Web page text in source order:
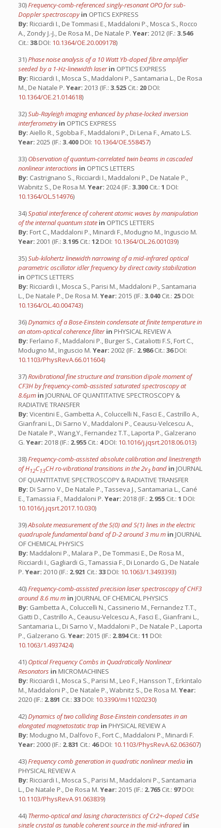
30)Frequency-comb-referenced singly-resonant OPO for sub-
Doppler spectroscopyin OPTICS EXPRESS
By: Ricciardi I., De Tommasi E., Maddaloni P., Mosca S., Rocco
A., Zondy J.-J., De Rosa M., De Natale P. Year: 2012 (IF.: 3.546
Cit.: 38DOI: 10.1364/OE.20.009178)
31)Phase noise analysis of a 10 Watt Yb-doped fibre amplifier
seeded by a 1-Hz-linewidth laserin OPTICS EXPRESS
By: Ricciardi I., Mosca S., Maddaloni P., Santamaria L., De Rosa
M., De Natale P. Year: 2013 (IF.: 3.525 Cit.: 20 DOI:
10.1364/OE.21.014618)
32)Sub-Rayleigh imaging enhanced by phase-locked inversion
interferometryin OPTICS EXPRESS
By: Aiello R., Sgobba F., Maddaloni P., Di Lena F., Amato L.S.
Year: 2025 (IF.: 3.400 DOI: 10.1364/OE.558457)
33) Observation of quantum-correlated twin beams in cascaded
nonlinear interactions in OPTICS LETTERS
By: Castrignano S., Ricciardi I., Maddaloni P., De Natale P.,
Wabnitz S., De Rosa M. Year: 2024 (IF.: 3.300 Cit.: 1 DOI:
10.1364/OL.514976)
34)Spatial interference of coherent atomic waves by manipulation
of the internal quantum state in OPTICS LETTERS
By: Fort C., Maddaloni P., Minardi F., Modugno M., Inguscio M.
Year: 2001 (IF.: 3.195 Cit.: 12DOI: 10.1364/OL.26.001039)
35)Sub-kilohertz linewidth narrowing of a mid-infrared optical
parametric oscillator idler frequency by direct cavity stabilization
in OPTICS LETTERS
By: Ricciardi I., Mosca S., Parisi M., Maddaloni P., Santamaria
L., De Natale P., De Rosa M. Year: 2015 (IF.: 3.040 Cit.: 25 DOI:
10.1364/OL.40.004743)
36)Dynamics of a Bose-Einstein condensate at finite temperature in
an atom-optical coherence filterin PHYSICAL REVIEW A
By: Ferlaino F., Maddaloni P., Burger S., Cataliotti F.S, Fort C.,
Modugno M., Inguscio M. Year: 2002 (IF.: 2.986Cit.: 36DOI:
10.1103/PhysRevA.66.011604)
37)Rovibrational fine structure and transition dipole moment of
CF3H by frequency-comb-assisted saturated spectroscopy at
8.6μm in JOURNAL OF QUANTITATIVE SPECTROSCOPY &
RADIATIVE TRANSFER
By: Vicentini E., Gambetta A., Coluccelli N., Fasci E., Castrillo A.,
Gianfrani L., Di Sarno V., Maddaloni P., Ceausu-Velcescu A.,
De Natale P., Wang,Y., Fernandez T.T., Laporta P., Galzerano
G. Year: 2018 (IF.: 2.955 Cit.: 4DOI: 10.1016/j.jqsrt.2018.06.013)
38)Frequency-comb-assisted absolute calibration and linestrength
of H12C13CH ro-vibrational transitions in the 2v3band in JOURNAL
OF QUANTITATIVE SPECTROSCOPY & RADIATIVE TRANSFER
By: Di Sarno V., De Natale P., Tasseva J., Santamaria L., Cané
E., Tamassia F., Maddaloni P. Year: 2018 (IF.: 2.955 Cit.: 1 DOI:
10.1016/j.jqsrt.2017.10.030)
39)Absolute measurement of the S(0) and S(1) lines in the electric
quadrupole fundamental band of D-2 around 3 mu m in JOURNAL
OF CHEMICAL PHYSICS
By: Maddaloni P., Malara P., De Tommasi E., De Rosa M.,
Ricciardi I., Gagliardi G., Tamassia F., Di Lonardo G., De Natale
P. Year: 2010 (IF.: 2.921 Cit.: 33 DOI: 10.1063/1.3493393)
40)Frequency-comb-assisted precision laser spectroscopy of CHF3
around 8.6 mu m in JOURNAL OF CHEMICAL PHYSICS
By: Gambetta A., Coluccelli N., Cassinerio M., Fernandez T.T.,
Gatti D., Castrillo A., Ceausu-Velcescu A., Fasci E., Gianfrani L.,
Santamaria L., Di Sarno V., Maddaloni P., De Natale P., Laporta
P., Galzerano G. Year: 2015 (IF.: 2.894Cit.: 11 DOI:
10.1063/1.4937424)
41) Optical Frequency Combs in Quadratically Nonlinear
Resonators in MICROMACHINES
By: Ricciardi I., Mosca S., Parisi M., Leo F., Hansson T., Erkintalo
M., Maddaloni P., De Natale P., Wabnitz S., De Rosa M. Year:
2020 (IF.: 2.891 Cit.: 33 DOI: 10.3390/mi11020230)
42)Dynamics of two colliding Bose-Einstein condensates in an
elongated magnetostatic trap in PHYSICAL REVIEW A
By: Modugno M., Dalfovo F., Fort C., Maddaloni P., Minardi F.
Year: 2000 (IF.: 2.831 Cit.: 46DOI: 10.1103/PhysRevA.62.063607)
43)Frequency comb generation in quadratic nonlinear media in
PHYSICAL REVIEW A
By: Ricciardi I., Mosca S., Parisi M., Maddaloni P., Santamaria
L., De Natale P., De Rosa M. Year: 2015 (IF.: 2.765 Cit.: 97DOI:
10.1103/PhysRevA.91.063839)
44) Thermo-optical and lasing characteristics of Cr2+-doped CdSe
single crystal as tunable coherent source in the mid-infrared in